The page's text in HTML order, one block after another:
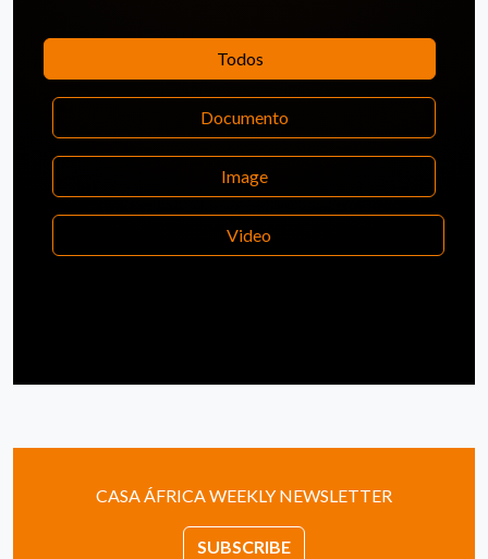
Todos
Documento
Image
Video
CASA ÁFRICA WEEKLY NEWSLETTER
SUBSCRIBE